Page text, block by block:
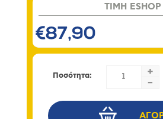
TIMH ESHOP
€87,90
Ποσότητα:
+
-